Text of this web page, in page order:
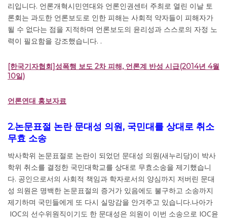
리입니다. 언론개혁시민연대와 언론인권센터 주최로 열린 이날 토
론회는 과도한 언론보도로 인한 피해는 사회적 약자들이 피해자가
될 수 없다는 점을 지적하며 언론보도의 윤리성과 스스로의 자정 노
력이 필요함을 강조했습니다. .
[한국기자협회]성폭행 보도 2차 피해, 언론계 반성 시급(2014년 4월
10일)
언론연대 홍보자료
2.논문표절 논란 문대성 의원, 국민대를 상대로 취소
무효 소송
박사학위 논문표절로 논란이 되었던 문대성 의원(새누리당)이 박사
학위 취소를 결정한 국민대학교를 상대로 무효소송을 제기했습니
다. 공인으로서의 사회적 책임과 학자로서의 양심까지 저버린 문대
성 의원은 명백한 논문표절의 증거가 있음에도 불구하고 소송까지
제기하며 국민들에게 또 다시 실망감을 안겨주고 있습니다.나아가
IOC의 선수위원직이기도 한 문대성은 의원이 이번 소송으로 IOC윤